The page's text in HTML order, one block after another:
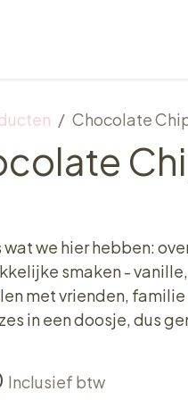
Chocolate
wat we hier hebben:
smaken -
met vrienden,
in een doosje, dus
Inclusief btw